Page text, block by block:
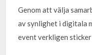
Genom att välja
av synlighet i digitala
event verkligen sticker